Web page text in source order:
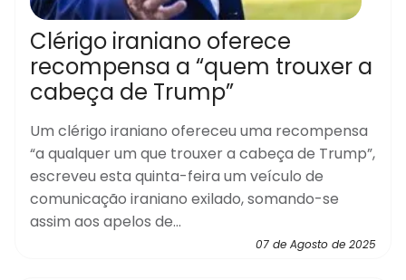
Clérigo iraniano oferece
recompensa a “quem trouxer a
cabeça de Trump”
Um clérigo iraniano ofereceu uma recompensa
“a qualquer um que trouxer a cabeça de Trump”,
escreveu esta quinta-feira um veículo de
comunicação iraniano exilado, somando-se
assim aos apelos de...
07 de Agosto de 2025